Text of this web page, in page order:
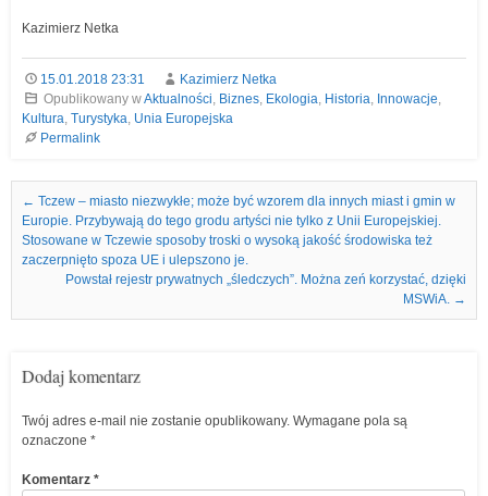
Kazimierz Netka
15.01.2018 23:31
Kazimierz Netka
Opublikowany wAktualności, Biznes, Ekologia, Historia, Innowacje,
Kultura, Turystyka, Unia Europejska
Permalink
Nawigacja we wpisach
← Tczew – miasto niezwykłe; może być wzorem dla innych miast i gmin w
Europie. Przybywają do tego grodu artyści nie tylko z Unii Europejskiej.
Stosowane w Tczewie sposoby troski o wysoką jakość środowiska też
zaczerpnięto spoza UE i ulepszono je.
Powstał rejestr prywatnych „śledczych”. Można zeń korzystać, dzięki
MSWiA. →
Dodaj komentarz
Twój adres e-mail nie zostanie opublikowany. Wymagane pola są
oznaczone *
Komentarz *